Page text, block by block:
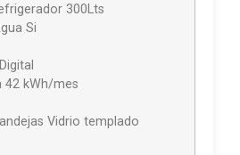
300Lts
Si
42 kWh/mes
Vidrio templado